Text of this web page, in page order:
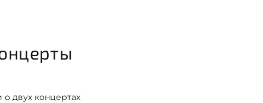
двух концертах